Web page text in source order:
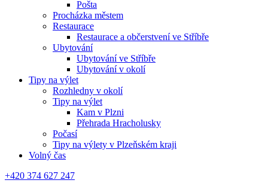
Pošta
Procházka městem
Restaurace
Restaurace a občerstvení ve Stříbře
Ubytování
Ubytování ve Stříbře
Ubytování v okolí
Tipy na výlet
Rozhledny v okolí
Tipy na výlet
Kam v Plzni
Přehrada Hracholusky
Počasí
Tipy na výlety v Plzeňském kraji
Volný čas
+420 374 627 247